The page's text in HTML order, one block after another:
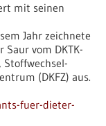
mit seinen
Jahr zeichnete
vom DKTK-
(DKFZ) aus.
fuer-dieter-